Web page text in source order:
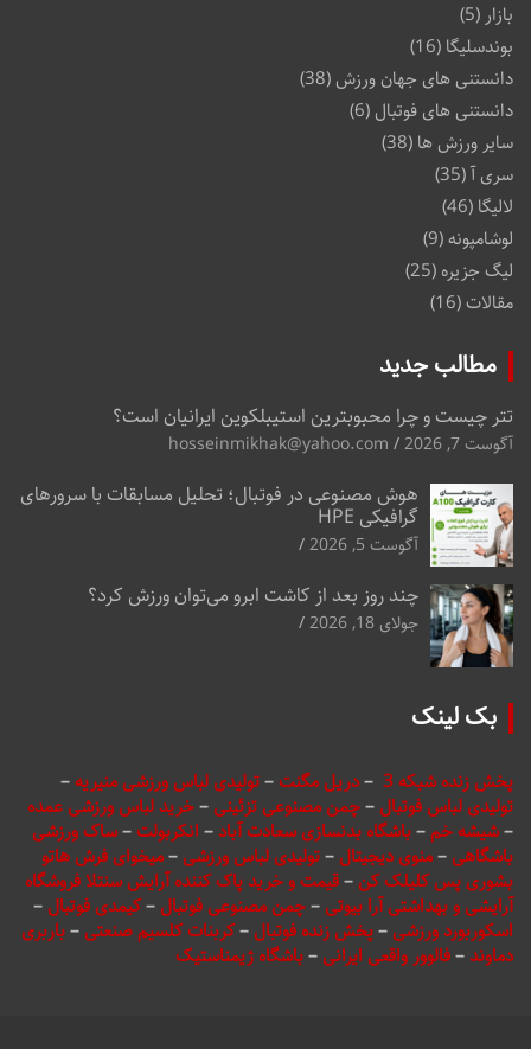
بازار (5)
بوندسلیگا (16)
دانستنی های جهان ورزش(38)
دانستنی های فوتبال (6)
سایر ورزش ها (38)
سری آ(35)
لالیگا (46)
لوشامپونه(9)
لیگ جزیره (25)
مقالات(16)
مطالب جدید
تتر چیست و چرا محبوبترین استیبلکوین ایرانیان است؟
آگوست 7, 2026 hosseinmikhak@yahoo.com
هوش مصنوعی در فوتبال؛ تحلیل مسابقات با سرورهای
گرافیکی HPE
آگوست 5, 2026
چند روز بعد از کاشت ابرو می‌توان ورزش کرد؟
جولای 18, 2026
بک لینک
پخش زنده شبکه 3 –دریل مگنت–تولیدی لباس ورزشی منیریه–
تولیدی لباس فوتبال –چمن مصنوعی تزئینی –خرید لباس ورزشی عمده
–شیشه خم–باشگاه بدنسازی سعادت آباد – انکربولت–ساک ورزشی
باشگاهی –منوی دیجیتال –تولیدی لباس ورزشی –میخوای فرش هاتو
بشوری پس کلیلک کن –قیمت و خرید پاک کننده آرایش سنتلا فروشگاه
آرایشی و بهداشتی آرا بیوتی –چمن مصنوعی فوتبال –کیمدی فوتبال –
اسکوربورد ورزشی –پخش زنده فوتبال –کربنات کلسیم صنعتی –باربری
دماوند–فالوور واقعی ایرانی –باشگاه ژیمناستیک